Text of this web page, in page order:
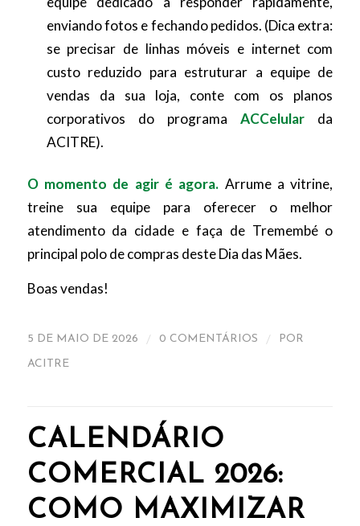
enviando fotos e fechando pedidos. (Dica extra:
se precisar de linhas móveis e internet com
custo reduzido para estruturar a equipe de
vendas da sua loja, conte com os planos
corporativos do programaACCelular da
ACITRE).
O momento de agir é agora. Arrume a vitrine,
treine sua equipe para oferecer o melhor
atendimento da cidade e faça de Tremembé o
principal polo de compras deste Dia das Mães.
Boas vendas!
5 DE MAIO DE 2026 / 0 COMENTÁRIOS / POR
ACITRE
CALENDÁRIO
COMERCIAL 2026:
COMO MAXIMIZAR